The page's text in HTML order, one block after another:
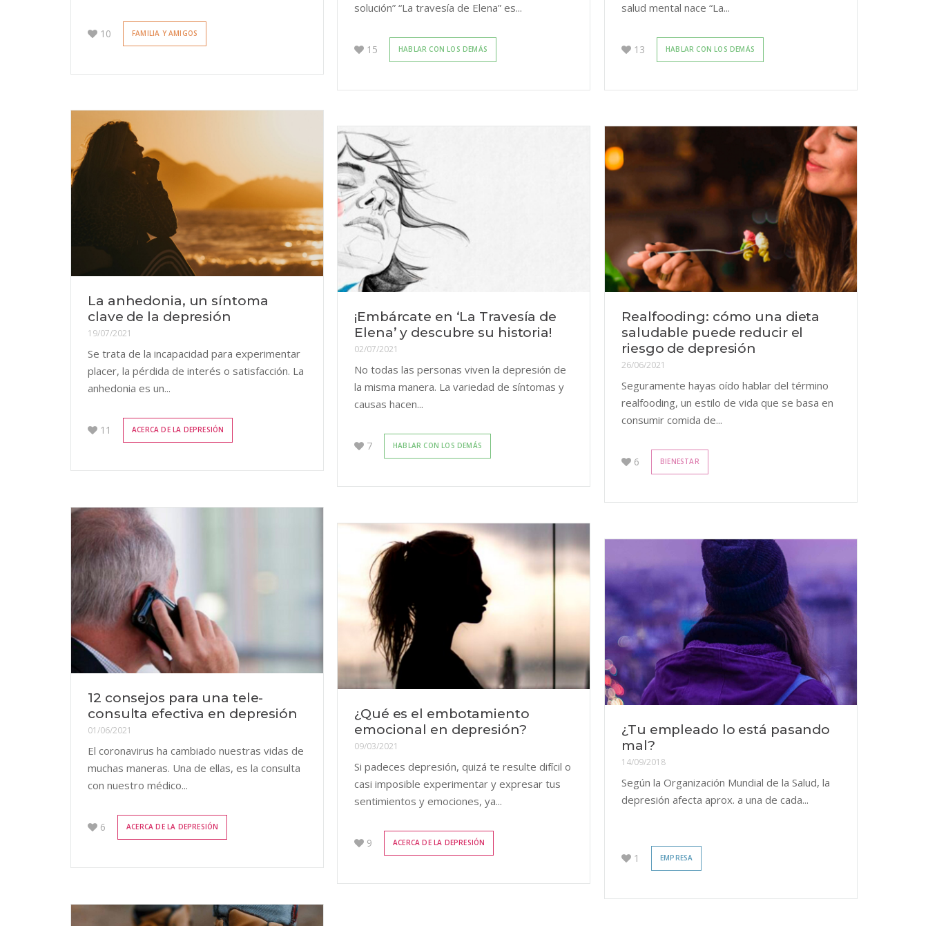
10 FAMILIA Y AMIGOS
solución” “La travesía de Elena” es...
15 HABLAR CON LOS DEMÁS
salud mental nace “La...
13 HABLAR CON LOS DEMÁS
La anhedonia, un síntoma
clave de la depresión
19/07/2021
Se trata de la incapacidad para experimentar
placer, la pérdida de interés o satisfacción. La
anhedonia es un...
11 ACERCA DE LA DEPRESIÓN
¡Embárcate en ‘La Travesía de
Elena’ y descubre su historia!
02/07/2021
No todas las personas viven la depresión de
la misma manera. La variedad de síntomas y
causas hacen...
7 HABLAR CON LOS DEMÁS
Realfooding: cómo una dieta
saludable puede reducir el
riesgo de depresión
26/06/2021
Seguramente hayas oído hablar del término
realfooding, un estilo de vida que se basa en
consumir comida de...
6 BIENESTAR
12 consejos para una tele-
consulta efectiva en depresión
01/06/2021
El coronavirus ha cambiado nuestras vidas de
muchas maneras. Una de ellas, es la consulta
con nuestro médico...
6 ACERCA DE LA DEPRESIÓN
¿Qué es el embotamiento
emocional en depresión?
09/03/2021
Si padeces depresión, quizá te resulte difícil o
casi imposible experimentar y expresar tus
sentimientos y emociones, ya...
9 ACERCA DE LA DEPRESIÓN
¿Tu empleado lo está pasando
mal?
14/09/2018
Según la Organización Mundial de la Salud, la
depresión afecta aprox. a una de cada...
1 EMPRESA